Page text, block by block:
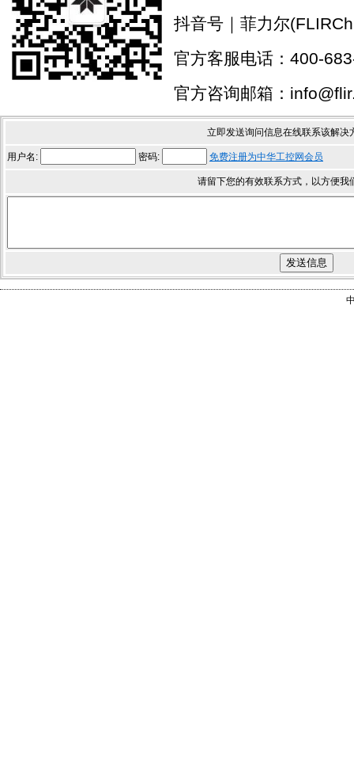
抖音号｜菲力尔
官方客服电话：400-
官方咨询邮箱：
立即发送询问信息在线联系该解决
用户名: 密码: 免费注册为中华工控网会员
请留下您的有效联系方式，以方便我